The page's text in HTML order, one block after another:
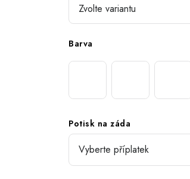
Barva
Potisk na záda